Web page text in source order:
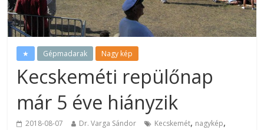
★ Gépmadarak Nagy kép
Kecskeméti repülőnap
már 5 éve hiányzik
2018-08-07 Dr. Varga Sándor Kecskemét, nagykép,